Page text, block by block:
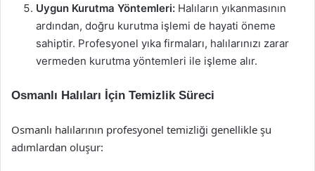
Uygun Kurutma Yöntemleri: Halıların yıkanmasının
ardından, doğru kurutma işlemi de hayati öneme
sahiptir. Profesyonel yıka firmaları, halılarınızı zarar
vermeden kurutma yöntemleri ile işleme alır.
Osmanlı Halıları İçin Temizlik Süreci
Osmanlı halılarının profesyonel temizliği genellikle şu
adımlardan oluşur: